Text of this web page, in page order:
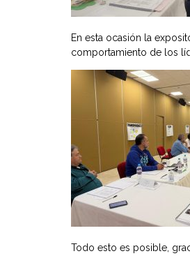
En esta ocasión la
comportamiento de los
Todo esto es posible,